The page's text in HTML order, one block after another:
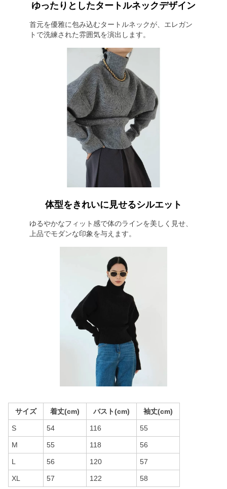
ゆったりとしたタートルネックデザイン
首元を優雅に包み込むタートルネックが、エレガン
トで洗練された雰囲気を演出します。
体型をきれいに見せるシルエット
ゆるやかなフィット感で体のラインを美しく見せ、
上品でモダンな印象を与えます。
サイズ 着丈(cm) バスト(cm) 袖丈(cm)
S 54 116 55
M 55 118 56
L 56 120 57
XL 57 122 58